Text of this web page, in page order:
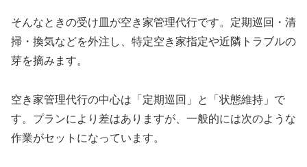
そんなときの受け皿が空き家管理代行です。定期巡回・清
掃・換気などを外注し、特定空き家指定や近隣トラブルの
芽を摘みます。
空き家管理代行の中心は「定期巡回」と「状態維持」で
す。プランにより差はありますが、一般的には次のような
作業がセットになっています。